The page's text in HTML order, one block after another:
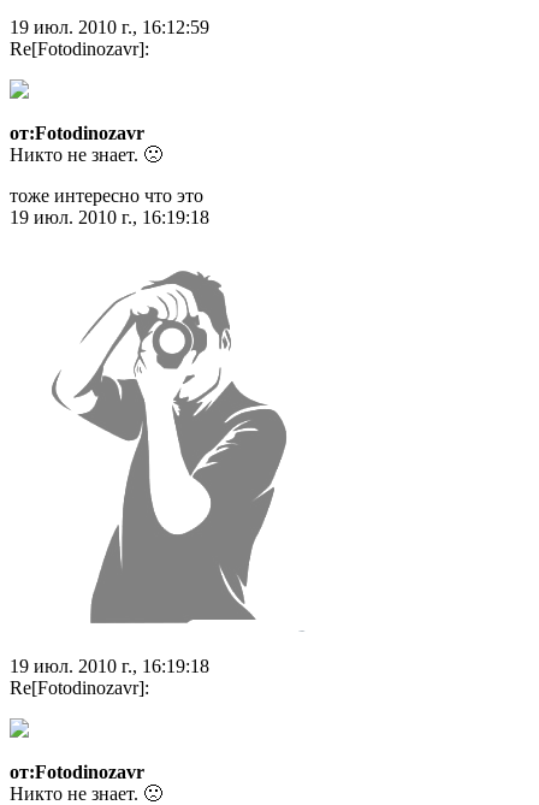
19 июл. 2010 г., 16:12:59
Re[Fotodinozavr]:
от:Fotodinozavr
Никто не знает. 🙁
тоже интересно что это
19 июл. 2010 г., 16:19:18
19 июл. 2010 г., 16:19:18
Re[Fotodinozavr]:
от:Fotodinozavr
Никто не знает. 🙁